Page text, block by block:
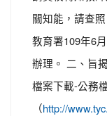
關知能，請查
教育署109年6
辦理。 二、旨
檔案下載-公務
（http://